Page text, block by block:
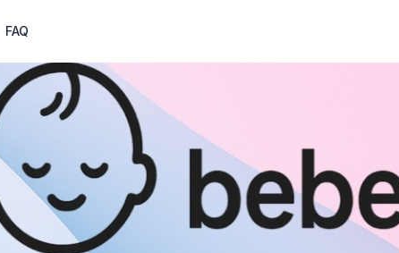
FAQ